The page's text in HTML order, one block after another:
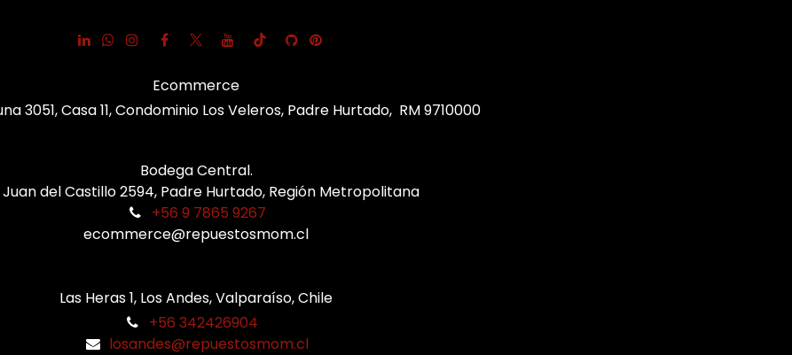
Ecommerce
3051, Casa 11, Condominio Los Veleros, Padre Hurtado, RM 9710000
Bodega Central.
Juan del Castillo 2594, Padre Hurtado, Región Metropolitana
+56 9 7865 9267
ecommerce@repuestosmom.cl
Las Heras 1, Los Andes, Valparaíso, Chile
+56 342426904
losandes@repuestosmom.cl